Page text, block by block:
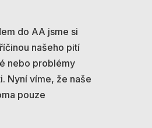
do AA jsme si
našeho pití
nebo problémy
Nyní víme, že naše
pouze